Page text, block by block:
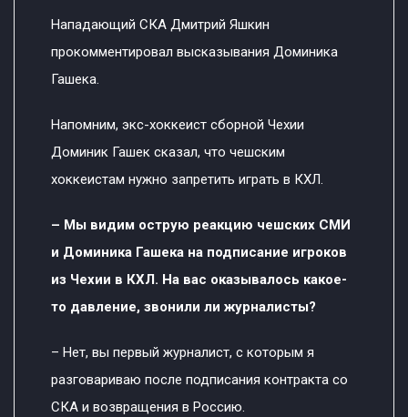
Нападающий СКА Дмитрий Яшкин
прокомментировал высказывания Доминика
Гашека.
Напомним, экс-хоккеист сборной Чехии
Доминик Гашек сказал, что чешским
хоккеистам нужно запретить играть в КХЛ.
– Мы видим острую реакцию чешских СМИ
и Доминика Гашека на подписание игроков
из Чехии в КХЛ. На вас оказывалось какое-
то давление, звонили ли журналисты?
– Нет, вы первый журналист, с которым я
разговариваю после подписания контракта со
СКА и возвращения в Россию.